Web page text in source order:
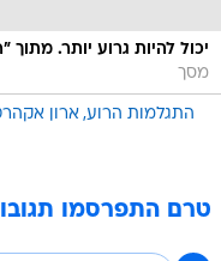
יכול להיות גרוע יותר.
מסך
התגלמות הרוע ארון
טרם התפרסמו